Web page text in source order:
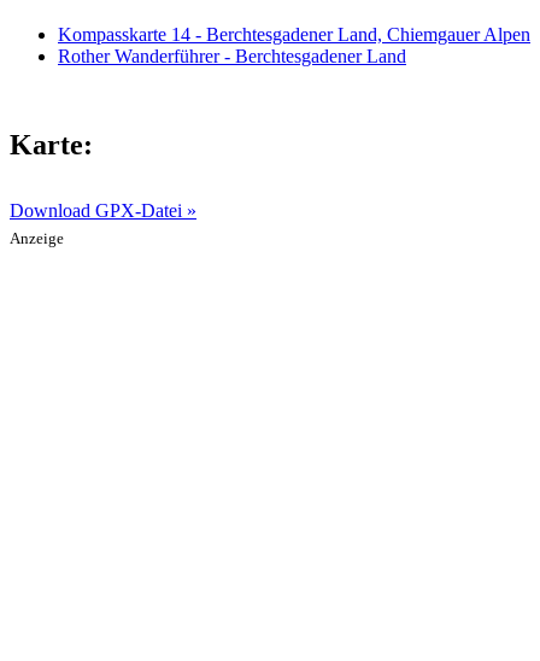
Kompasskarte 14 - Berchtesgadener Land, Chiemgauer Alpen
Rother Wanderführer - Berchtesgadener Land
Karte:
Download GPX-Datei »
Anzeige